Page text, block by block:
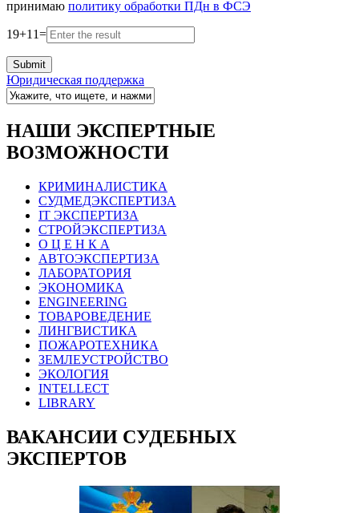
принимаю политику обработки ПДн в ФСЭ
19+11=
Юридическая поддержка
НАШИ ЭКСПЕРТНЫЕ
ВОЗМОЖНОСТИ
КРИМИНАЛИСТИКА
СУДМЕДЭКСПЕРТИЗА
IT ЭКСПЕРТИЗА
СТРОЙЭКСПЕРТИЗА
О Ц Е Н К А
АВТОЭКСПЕРТИЗА
ЛАБОРАТОРИЯ
ЭКОНОМИКА
ENGINEERING
ТОВАРОВЕДЕНИЕ
ЛИНГВИСТИКА
ПОЖАРОТЕХНИКА
ЗЕМЛЕУСТРОЙСТВО
ЭКОЛОГИЯ
INTELLECT
LIBRARY
ВАКАНСИИ СУДЕБНЫХ
ЭКСПЕРТОВ